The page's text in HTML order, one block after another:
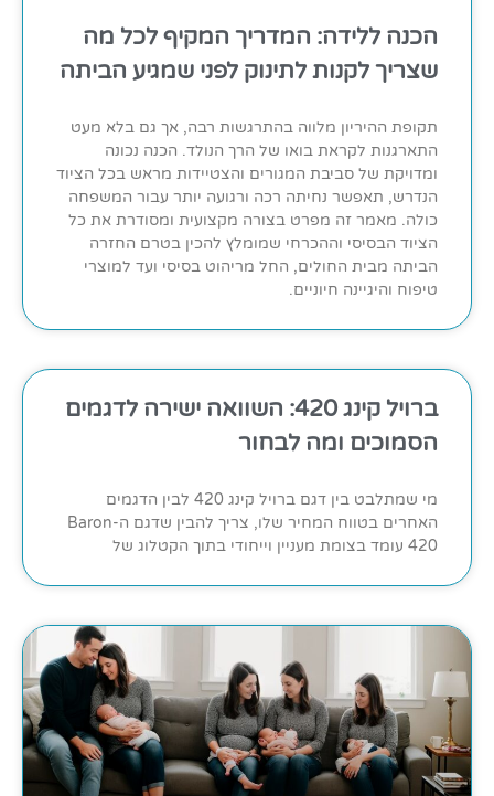
הכנה ללידה: המדריך המקיף לכל מה
שצריך לקנות לתינוק לפני שמגיע הביתה
תקופת ההיריון מלווה בהתרגשות רבה, אך גם בלא מעט
התארגנות לקראת בואו של הרך הנולד. הכנה נכונה
ומדויקת של סביבת המגורים והצטיידות מראש בכל הציוד
הנדרש, תאפשר נחיתה רכה ורגועה יותר עבור המשפחה
כולה. מאמר זה מפרט בצורה מקצועית ומסודרת את כל
הציוד הבסיסי וההכרחי שמומלץ להכין בטרם החזרה
הביתה מבית החולים, החל מריהוט בסיסי ועד למוצרי
טיפוח והיגיינה חיוניים.
ברויל קינג 420: השוואה ישירה לדגמים
הסמוכים ומה לבחור
מי שמתלבט בין דגם ברויל קינג 420 לבין הדגמים
האחרים בטווח המחיר שלו, צריך להבין שדגם ה-Baron
420 עומד בצומת מעניין וייחודי בתוך הקטלוג של